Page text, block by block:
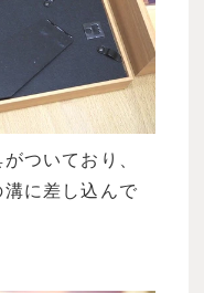
ついており、
に差し込んで